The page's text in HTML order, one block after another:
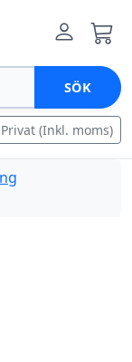
SÖK
Privat (Inkl. moms)